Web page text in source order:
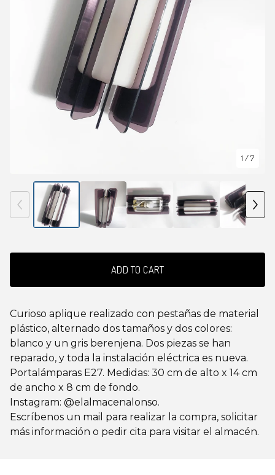
ADD TO CART
Curioso aplique realizado con pestañas de material
plástico, alternado dos tamaños y dos colores:
blanco y un gris berenjena. Dos piezas se han
reparado, y toda la instalación eléctrica es nueva.
Portalámparas E27. Medidas: 30 cm de alto x 14 cm
de ancho x 8 cm de fondo.
Instagram: @elalmacenalonso.
Escríbenos un mail para realizar la compra, solicitar
más información o pedir cita para visitar el almacén.
1 / 7